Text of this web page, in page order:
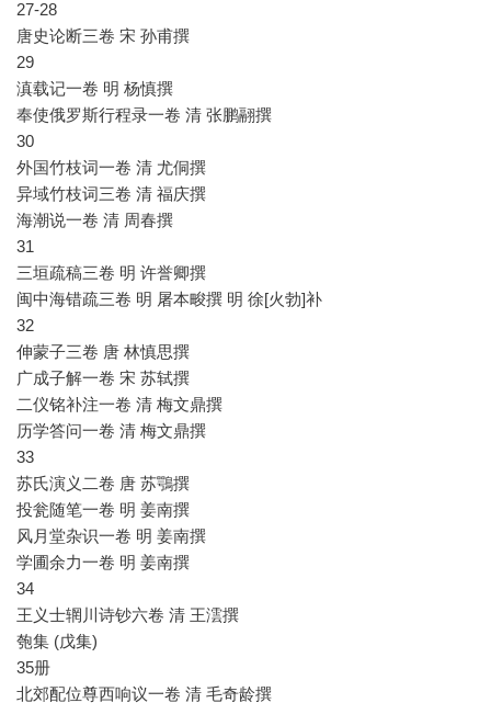
27-28
唐史论断三卷 宋 孙甫撰
29
滇载记一卷 明 杨慎撰
奉使俄罗斯行程录一卷 清 张鹏翮撰
30
外国竹枝词一卷 清 尤侗撰
异域竹枝词三卷 清 福庆撰
海潮说一卷 清 周春撰
31
三垣疏稿三卷 明 许誉卿撰
闽中海错疏三卷 明 屠本畯撰 明 徐[火勃]补
32
伸蒙子三卷 唐 林慎思撰
广成子解一卷 宋 苏轼撰
二仪铭补注一卷 清 梅文鼎撰
历学答问一卷 清 梅文鼎撰
33
苏氏演义二卷 唐 苏鶚撰
投瓮随笔一卷 明 姜南撰
风月堂杂识一卷 明 姜南撰
学圃余力一卷 明 姜南撰
34
王义士辋川诗钞六卷 清 王澐撰
匏集 (戊集)
35册
北郊配位尊西响议一卷 清 毛奇龄撰